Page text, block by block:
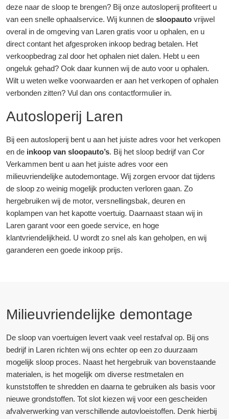
deze naar de sloop te brengen? Bij onze autosloperij profiteert u
van een snelle ophaalservice. Wij kunnen de sloopauto vrijwel
overal in de omgeving van Laren gratis voor u ophalen, en u
direct contant het afgesproken inkoop bedrag betalen. Het
verkoopbedrag zal door het ophalen niet dalen. Hebt u een
ongeluk gehad? Ook daar kunnen wij de auto voor u ophalen.
Wilt u weten welke voorwaarden er aan het verkopen of ophalen
verbonden zitten? Vul dan ons contactformulier in.
Autosloperij Laren
Bij een autosloperij bent u aan het juiste adres voor het verkopen
en de inkoop van sloopauto’s. Bij het sloop bedrijf van Cor
Verkammen bent u aan het juiste adres voor een
milieuvriendelijke autodemontage. Wij zorgen ervoor dat tijdens
de sloop zo weinig mogelijk producten verloren gaan. Zo
hergebruiken wij de motor, versnellingsbak, deuren en
koplampen van het kapotte voertuig. Daarnaast staan wij in
Laren garant voor een goede service, en hoge
klantvriendelijkheid. U wordt zo snel als kan geholpen, en wij
garanderen een goede inkoop prijs.
Milieuvriendelijke demontage
De sloop van voertuigen levert vaak veel restafval op. Bij ons
bedrijf in Laren richten wij ons echter op een zo duurzaam
mogelijk sloop proces. Naast het hergebruik van bovenstaande
materialen, is het mogelijk om diverse restmetalen en
kunststoffen te shredden en daarna te gebruiken als basis voor
nieuwe grondstoffen. Tot slot kiezen wij voor een gescheiden
afvalverwerking van verschillende autovloeistoffen. Denk hierbij